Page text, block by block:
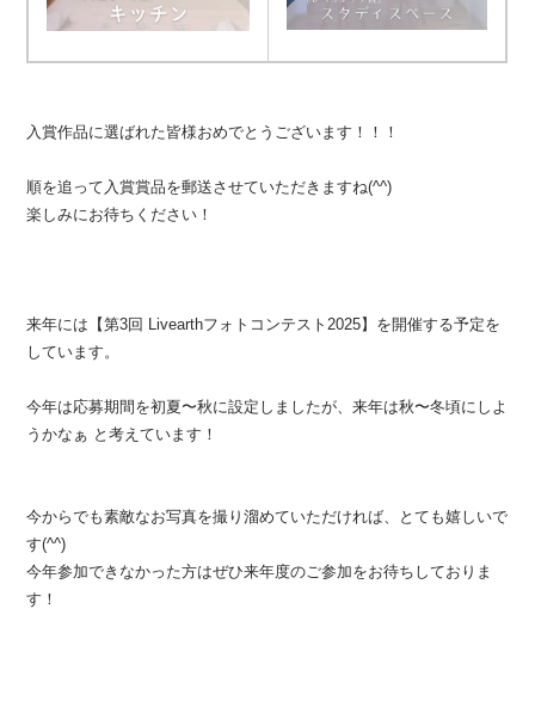
入賞作品に選ばれた皆様おめでとうございます！！！
順を追って入賞賞品を郵送させていただきますね(^^)
楽しみにお待ちください！
来年には【第3回 Livearthフォトコンテスト2025】を開催する予定を
しています。
今年は応募期間を初夏〜秋に設定しましたが、来年は秋〜冬頃にしよ
うかなぁ と考えています！
今からでも素敵なお写真を撮り溜めていただければ、とても嬉しいで
す(^^)
今年参加できなかった方はぜひ来年度のご参加をお待ちしておりま
す！